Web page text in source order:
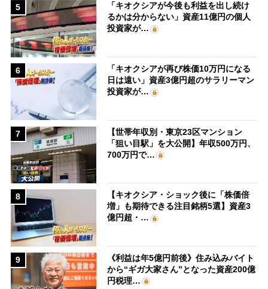
5
「キオクシアが今後も利益を出し続け
るかは分からない」資産11億円の個人
投資家が…
6
「キオクシアが再び株価10万円になる
日は遠い」資産3億円超のサラリーマン
投資家が…
7
【世帯年収別・東京23区マンション
「狙い目駅」を大公開】年収500万円、
700万円で…
8
【キオクシア・ショック後に「株価倍
増」も期待できる注目銘柄5選】資産3
億円超・…
9
《利益は年5億円前後》住み込みバイト
から“ギガ大家さん”となった資産200億
円税理…